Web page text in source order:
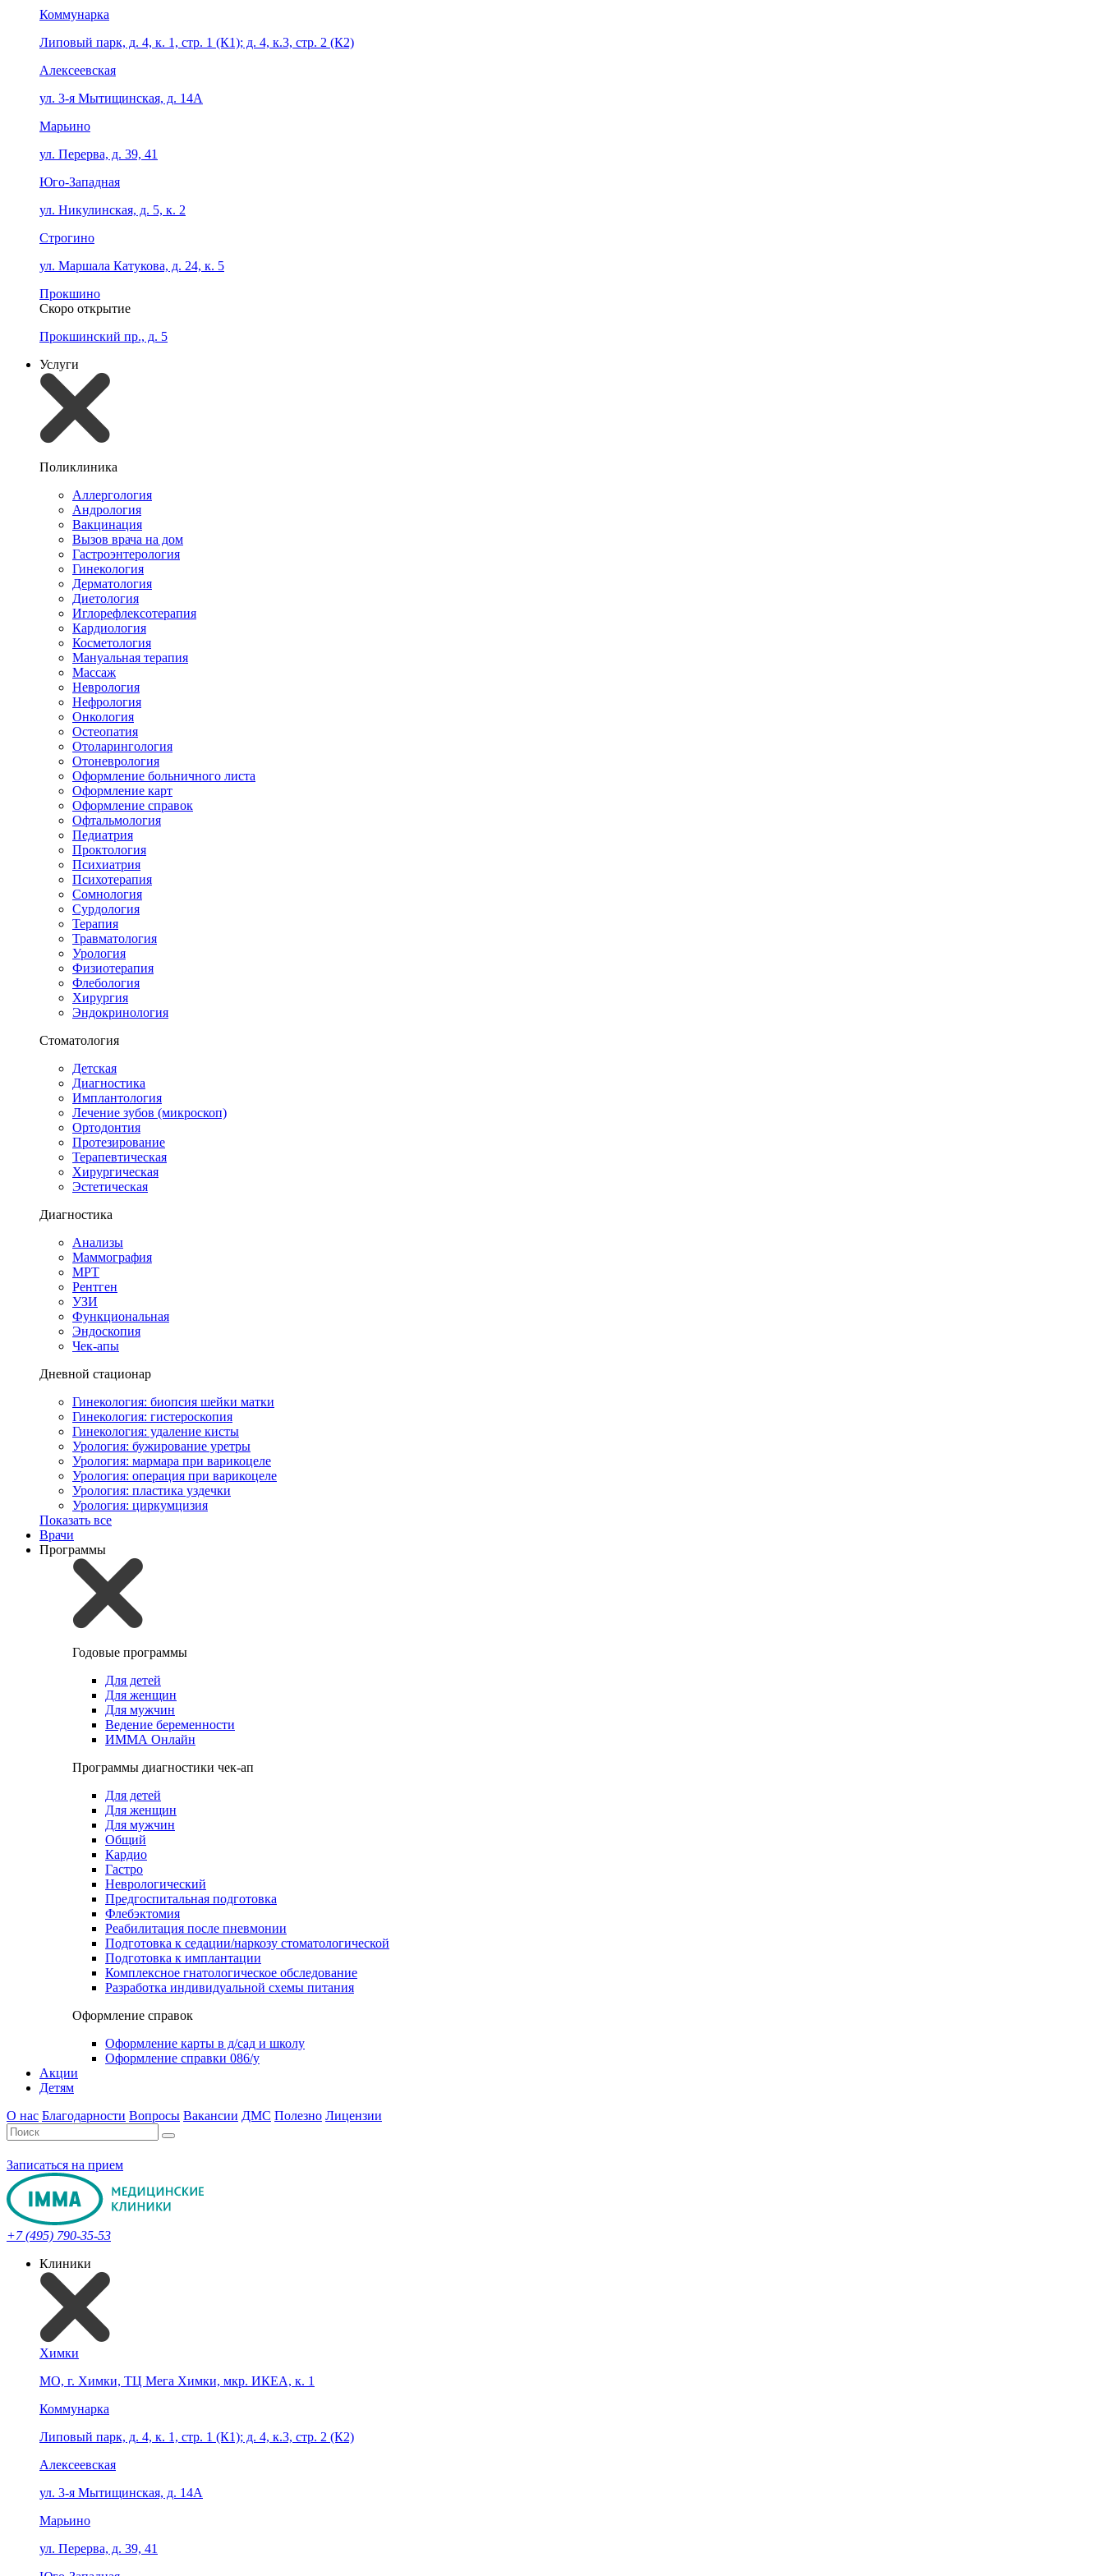
Коммунарка
Липовый парк, д. 4, к. 1, стр. 1 (К1); д. 4, к.3, стр. 2 (К2)
Алексеевская
ул. 3-я Мытищинская, д. 14А
Марьино
ул. Перерва, д. 39, 41
Юго-Западная
ул. Никулинская, д. 5, к. 2
Строгино
ул. Маршала Катукова, д. 24, к. 5
Прокшино
Скоро открытие
Прокшинский пр., д. 5
Услуги
Поликлиника
Аллергология
Андрология
Вакцинация
Вызов врача на дом
Гастроэнтерология
Гинекология
Дерматология
Диетология
Иглорефлексотерапия
Кардиология
Косметология
Мануальная терапия
Массаж
Неврология
Нефрология
Онкология
Остеопатия
Отоларингология
Отоневрология
Оформление больничного листа
Оформление карт
Оформление справок
Офтальмология
Педиатрия
Проктология
Психиатрия
Психотерапия
Сомнология
Сурдология
Терапия
Травматология
Урология
Физиотерапия
Флебология
Хирургия
Эндокринология
Стоматология
Детская
Диагностика
Имплантология
Лечение зубов (микроскоп)
Ортодонтия
Протезирование
Терапевтическая
Хирургическая
Эстетическая
Диагностика
Анализы
Маммография
МРТ
Рентген
УЗИ
Функциональная
Эндоскопия
Чек-апы
Дневной стационар
Гинекология: биопсия шейки матки
Гинекология: гистероскопия
Гинекология: удаление кисты
Урология: бужирование уретры
Урология: мармара при варикоцеле
Урология: операция при варикоцеле
Урология: пластика уздечки
Урология: циркумцизия
Показать все
Врачи
Программы
Годовые программы
Для детей
Для женщин
Для мужчин
Ведение беременности
ИММА Онлайн
Программы диагностики чек-ап
Для детей
Для женщин
Для мужчин
Общий
Кардио
Гастро
Неврологический
Предгоспитальная подготовка
Флебэктомия
Реабилитация после пневмонии
Подготовка к седации/наркозу стоматологической
Подготовка к имплантации
Комплексное гнатологическое обследование
Разработка индивидуальной схемы питания
Оформление справок
Оформление карты в д/сад и школу
Оформление справки 086/у
Акции
Детям
О нас Благодарности Вопросы Вакансии ДМС Полезно Лицензии
Записаться на прием
+7 (495) 790-35-53
Клиники
Химки
МО, г. Химки, ТЦ Мега Химки, мкр. ИКЕА, к. 1
Коммунарка
Липовый парк, д. 4, к. 1, стр. 1 (К1); д. 4, к.3, стр. 2 (К2)
Алексеевская
ул. 3-я Мытищинская, д. 14А
Марьино
ул. Перерва, д. 39, 41